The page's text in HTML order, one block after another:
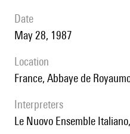
date
May 28, 1987
location
France, Abbaye de
interpreters
le Nuovo Ensemble